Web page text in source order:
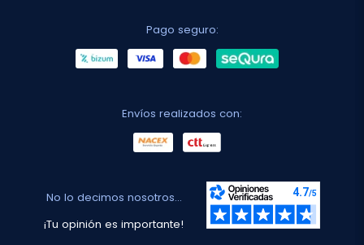
Pago seguro:
Envíos realizados con:
No lo decimos nosotros...
¡Tu opinión es importante!